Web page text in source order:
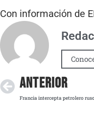
Con información de
ANTERIOR